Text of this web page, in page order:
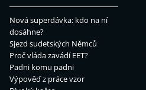
Nová superdávka: kdo na ní
dosáhne?
Sjezd sudetských Němců
Proč vláda zavádí EET?
Padni komu padni
Výpověď z práce vzor